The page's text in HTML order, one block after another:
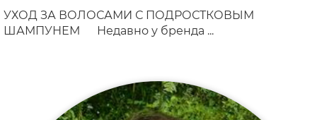
УХОД ЗА ВОЛОСАМИ С ПОДРОСТКОВЫМ
ШАМПУНЕМ⠀⠀Недавно у бренда ...